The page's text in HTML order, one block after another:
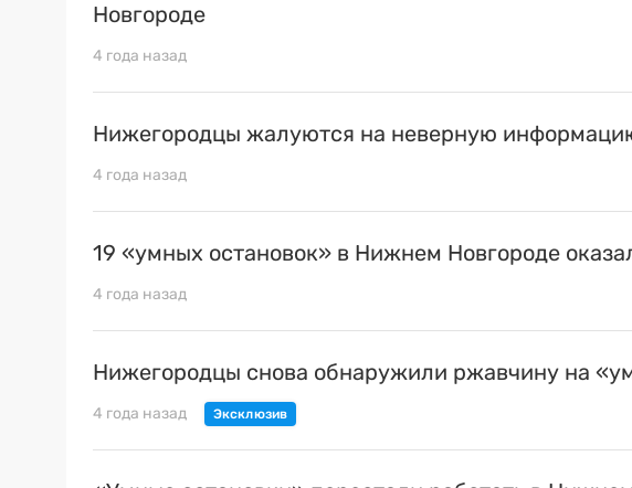
Новгороде
4 года назад
Нижегородцы жалуются на неверную
4 года назад
19 «умных остановок» в Нижнем Новгороде
4 года назад
Нижегородцы снова обнаружили ржавчину на
4 года назад